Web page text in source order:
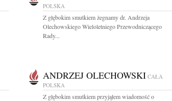
POLSKA
Z głębokim smutkiem żegnamy dr. Andrzeja
Olechowskiego Wieloletniego Przewodniczącego
Rady...
ANDRZEJ OLECHOWSKI CAŁA
POLSKA
Z głębokim smutkiem przyjąłem wiadomość o